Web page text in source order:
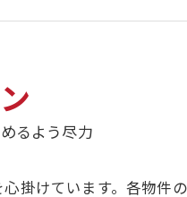
るよう尽力
掛けています。各物件